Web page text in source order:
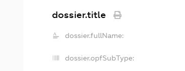
dossier.title
dossier.fullName:
dossier.opfSubType: